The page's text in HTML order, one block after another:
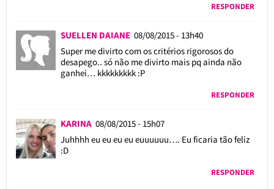
RESPONDER
SUELLEN DAIANE 08/08/2015 - 13h40
Super me divirto com os critérios rigorosos do
desapego.. só não me divirto mais pq ainda não
ganhei… kkkkkkkkk :P
RESPONDER
KARINA 08/08/2015 - 15h07
Juhhhh eu eu eu eu euuuuuu…. Eu ficaria tão feliz
:D
RESPONDER